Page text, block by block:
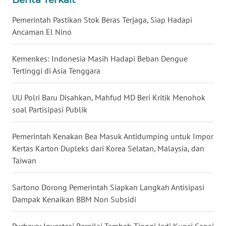
Pemerintah Pastikan Stok Beras Terjaga, Siap Hadapi
Ancaman El Nino
Kemenkes: Indonesia Masih Hadapi Beban Dengue
Tertinggi di Asia Tenggara
UU Polri Baru Disahkan, Mahfud MD Beri Kritik Menohok
soal Partisipasi Publik
Pemerintah Kenakan Bea Masuk Antidumping untuk Impor
Kertas Karton Dupleks dari Korea Selatan, Malaysia, dan
Taiwan
Sartono Dorong Pemerintah Siapkan Langkah Antisipasi
Dampak Kenaikan BBM Non Subsidi
NUSANTARA
JOGJA
JATIM
WN
BALI
WN
KALBAR
WN
KALTENG